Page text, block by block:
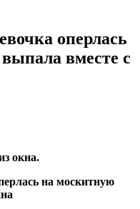
оперлась
вместе с
окна.